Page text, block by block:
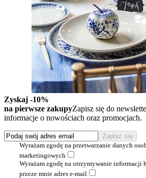
Zyskaj -10%
na pierwsze zakupyZapisz się do
informacje o nowościach oraz promocjach.
Wyrażam zgodę na przetwarzanie danych
marketingowych
Wyrażam zgodę na otrzymywanie informacji
przeze mnie adres e-mail